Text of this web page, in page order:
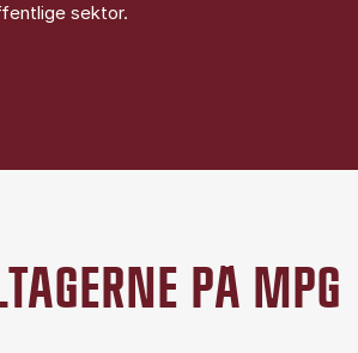
sektor.
PÅ MPG